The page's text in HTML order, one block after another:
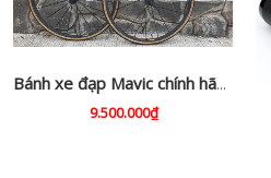
Bánh xe đạp Mavic chính hãng
9.500.000₫